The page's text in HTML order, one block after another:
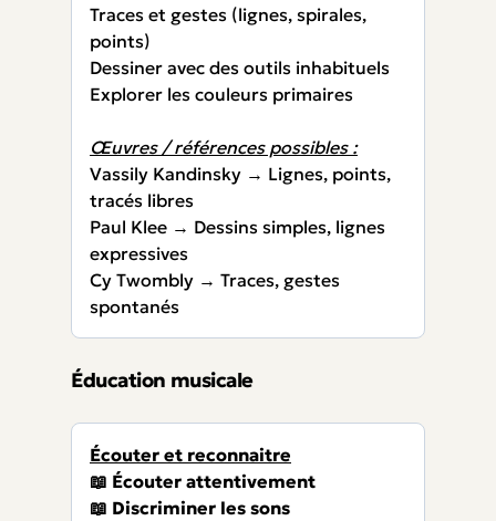
Traces et gestes (lignes, spirales,
points)
Dessiner avec des outils inhabituels
Explorer les couleurs primaires
Œuvres / références possibles :
Vassily Kandinsky → Lignes, points,
tracés libres
Paul Klee → Dessins simples, lignes
expressives
Cy Twombly → Traces, gestes
spontanés
Éducation musicale
Écouter et reconnaitre
📖 Écouter attentivement
📖 Discriminer les sons